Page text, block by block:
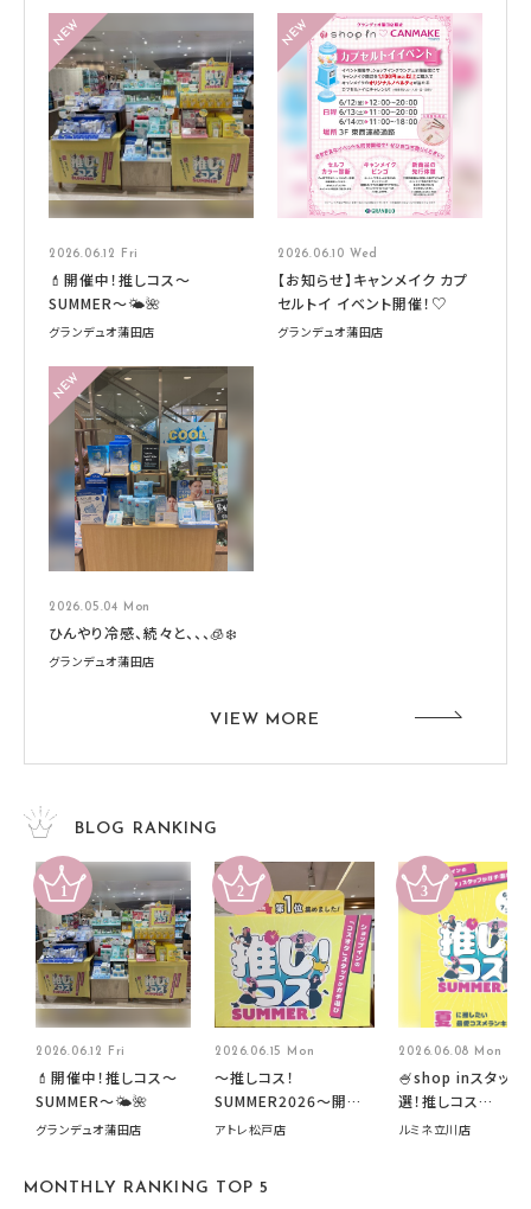
2026.06.12 Fri
💄開催中！推しコス〜
SUMMER〜🌤️🌺
グランデュオ蒲田店
2026.06.10 Wed
【お知らせ】キャンメイク カプ
セルトイ イベント開催！♡
グランデュオ蒲田店
2026.05.04 Mon
ひんやり冷感、続々と、、、🧊❄️
グランデュオ蒲田店
VIEW MORE
BLOG RANKING
2026.06.12 Fri
💄開催中！推しコス〜
SUMMER〜🌤️🌺
グランデュオ蒲田店
2026.06.15 Mon
～推しコス！
SUMMER2026～開催
中です！
アトレ松戸店
2026.06.08 Mon
🍧shop inスタッフ
選！推しコス
summer2026開催
ルミネ立川店
MONTHLY RANKING TOP 5